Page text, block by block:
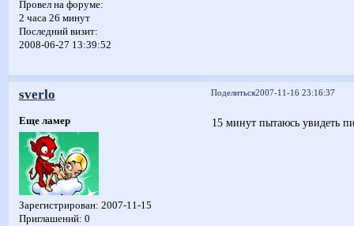
Провел на форуме:
2 часа 26 минут
Последний визит:
2008-06-27 13:39:52
Поделиться2007-11-16 23:16:37
sverlo
Еще ламер
Зарегистрирован: 2007-11-15
Приглашений: 0
15 минут пытаюсь увидеть